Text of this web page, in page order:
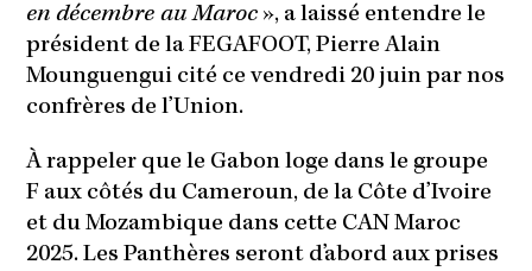
en décembre au Maroc », a laissé entendre le
président de la FEGAFOOT, Pierre Alain
Mounguengui cité ce vendredi 20 juin par nos
confrères de l’Union.
À rappeler que le Gabon loge dans le groupe
F aux côtés du Cameroun, de la Côte d’Ivoire
et du Mozambique dans cette CAN Maroc
2025. Les Panthères seront d’abord aux prises